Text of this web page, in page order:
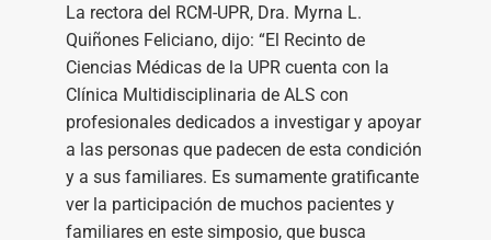
La rectora del RCM-UPR, Dra. Myrna L.
Quiñones Feliciano, dijo: “El Recinto de
Ciencias Médicas de la UPR cuenta con la
Clínica Multidisciplinaria de ALS con
profesionales dedicados a investigar y apoyar
a las personas que padecen de esta condición
y a sus familiares. Es sumamente gratificante
ver la participación de muchos pacientes y
familiares en este simposio, que busca